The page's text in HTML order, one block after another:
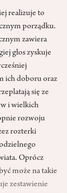
realizuje to
porządku.
zawiera
głos zyskuje
ich doboru oraz
się ze
i wielkich
rozwoju
rozterki
Oprócz
może na takie
zestawienie